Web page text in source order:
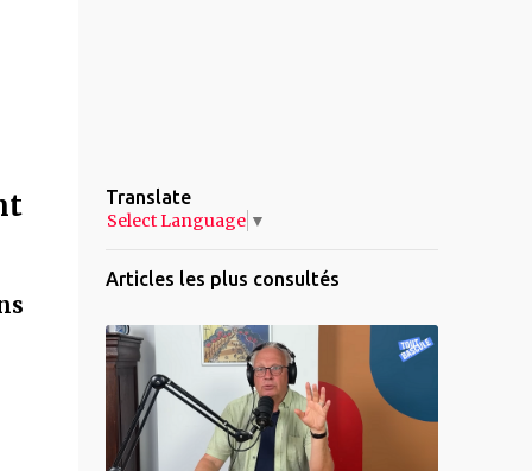
Translate
Select Language ▼
Articles les plus consultés